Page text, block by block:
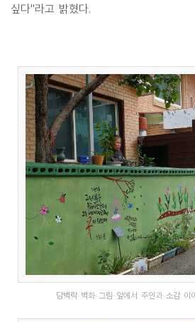
싶다"라고 밝혔다.
담벽락 벽화 그림 앞에서 주인과 소감 이